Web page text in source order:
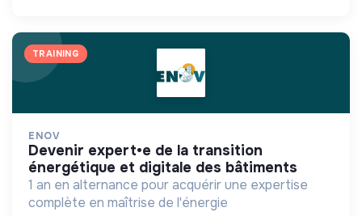
TRAINING
ENOV
devenir expert•e de la transition
énergétique et digitale des bâtiments
1 an en alternance pour acquérir une expertise
complète en maîtrise de l'énergie